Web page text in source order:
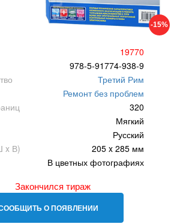
-15%
19770
978-5-91774-938-9
Третий Рим
Ремонт без проблем
320
Мягкий
Русский
x В)
205 x 285 мм
В цветных фотографиях
Закончился тираж
О ПОЯВЛЕНИИ